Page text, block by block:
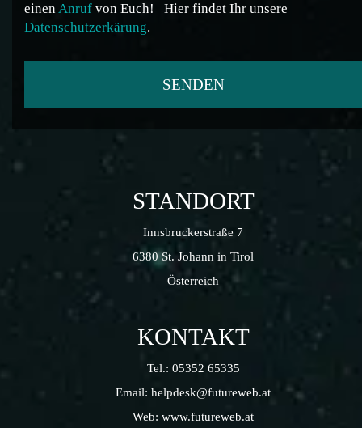
einenAnruf von Euch!
Hier findet Ihr unsere
Datenschutzerkärung.
STANDORT
Innsbruckerstraße 7
6380 St. Johann in Tirol
Österreich
KONTAKT
Tel.: 05352 65335
Email: helpdesk@futureweb.at
Web: www.futureweb.at